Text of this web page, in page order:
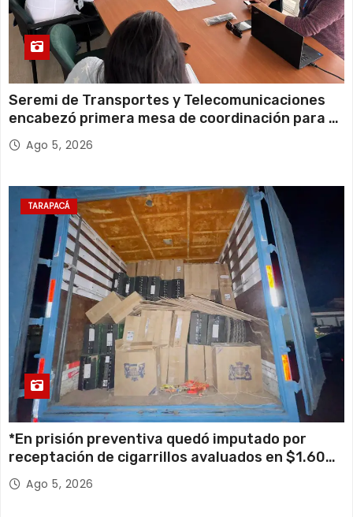
Seremi de Transportes y Telecomunicaciones
encabezó primera mesa de coordinación para el
retiro de cables en desuso en Iquique
Ago 5, 2026
TARAPACÁ
*En prisión preventiva quedó imputado por
receptación de cigarrillos avaluados en $1.600
millones*
Ago 5, 2026